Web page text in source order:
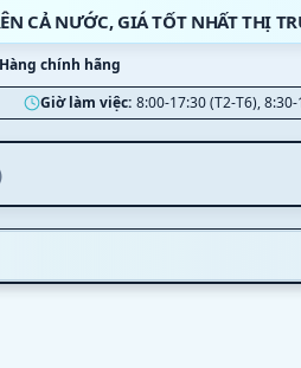
CẢ NƯỚC, GIÁ TỐT NHẤT THỊ
Hàng chính hãng
Giờ làm việc: 8:00-17:30 (T2-T6),